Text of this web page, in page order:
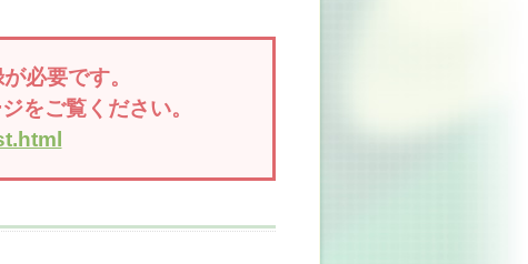
必要です。
をご覧ください。